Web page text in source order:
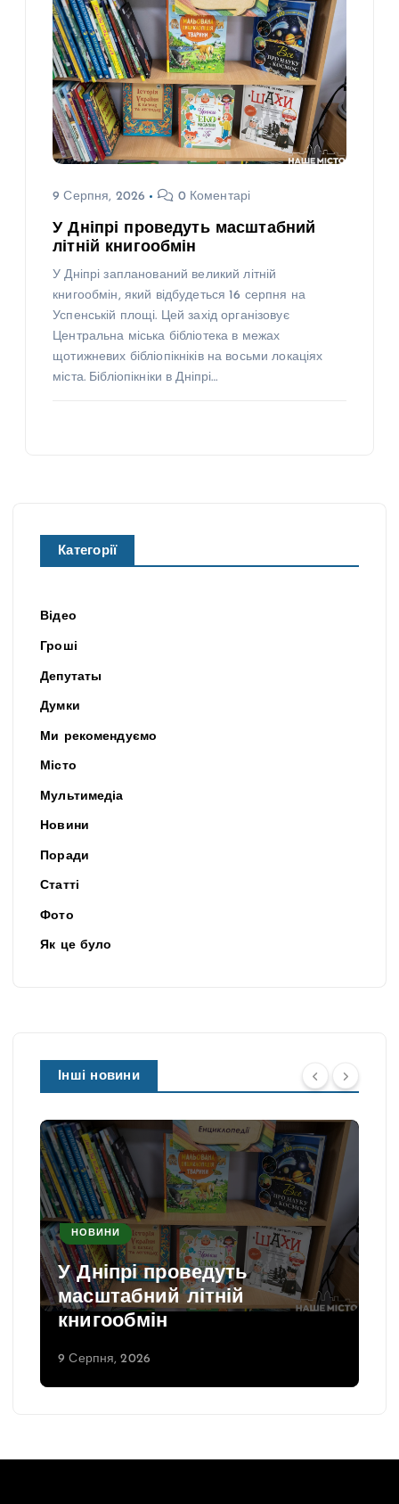
9 Серпня, 2026 0 Коментарі
У Дніпрі проведуть масштабний
літній книгообмін
У Дніпрі запланований великий літній
книгообмін, який відбудеться 16 серпня на
Успенській площі. Цей захід організовує
Центральна міська бібліотека в межах
щотижневих бібліопікніків на восьми локаціях
міста. Бібліопікніки в Дніпрі…
Категорії
Відео
Гроші
Депутаты
Думки
Ми рекомендуємо
Місто
Мультимедіа
Новини
Поради
Статті
Фото
Як це було
Інші новини
НОВИНИ
У Дніпрі проведуть
масштабний літній
книгообмін
9 Серпня, 2026